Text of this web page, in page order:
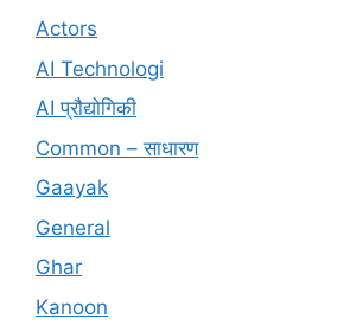
Actors
AI Technologi
AI प्रौद्योगिकी
Common – साधारण
Gaayak
General
Ghar
Kanoon